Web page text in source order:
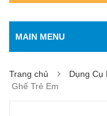
MAIN MENU
Trang chủ Dụng Cụ
Ghế Trẻ Em